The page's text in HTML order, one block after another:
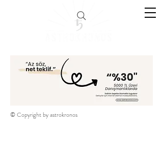
© Copyright by astrokronos